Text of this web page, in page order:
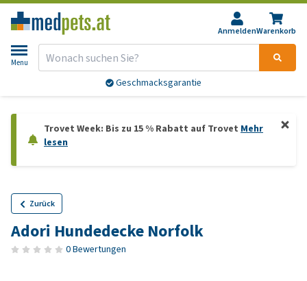
AnmeldenWarenkorb
Menu
Geschmacksgarantie
Trovet Week: Bis zu 15 % Rabatt auf Trovet Mehr
lesen
Zurück
Adori Hundedecke Norfolk
0 Bewertungen